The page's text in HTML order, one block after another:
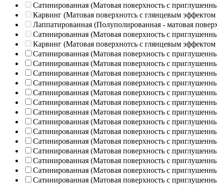
Сатинированная (Матовая поверхность с
Карвинг (Матовая поверхнотсь с глянцевым эффектом
Лаппатированная (Полуполированная - матовая
Сатинированная (Матовая поверхность с
Карвинг (Матовая поверхнотсь с глянцевым эффектом
Сатинированная (Матовая поверхность с
Сатинированная (Матовая поверхность с
Сатинированная (Матовая поверхность с
Сатинированная (Матовая поверхность с
Сатинированная (Матовая поверхность с
Сатинированная (Матовая поверхность с
Сатинированная (Матовая поверхность с
Сатинированная (Матовая поверхность с
Сатинированная (Матовая поверхность с
Сатинированная (Матовая поверхность с
Сатинированная (Матовая поверхность с
Сатинированная (Матовая поверхность с
Сатинированная (Матовая поверхность с
Сатинированная (Матовая поверхность с